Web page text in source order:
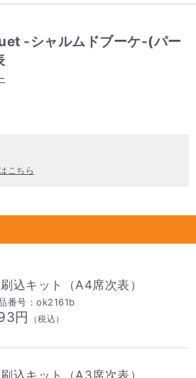
-シャルムドブーケ-(パー
こちら
込キット（A4席次表）
番号：ok2161b
円 （税込）